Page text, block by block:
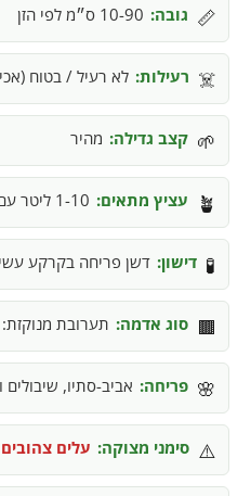
📏 גובה: 10-90 ס״מ לפי הזן
☠️ רעילות: לא רעיל / בטוח
🌱 קצב גדילה: מהיר
🪴 עציץ מתאים: 1-10 ליטר עם ניקוז טוב
🧪 דישון: דשן פריחה בקרקע
🟫 סוג אדמה: תערובת מנוקזת:
🌸 פריחה: אביב-סתיו, שיבולים
⚠️ סימני מצוקה: עלים